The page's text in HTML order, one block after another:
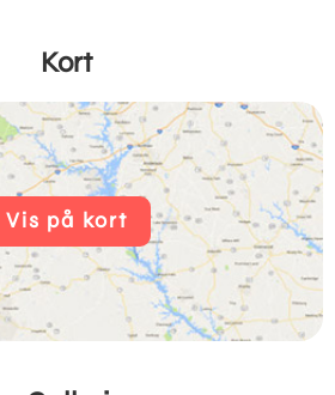
Kort
Vis på kort